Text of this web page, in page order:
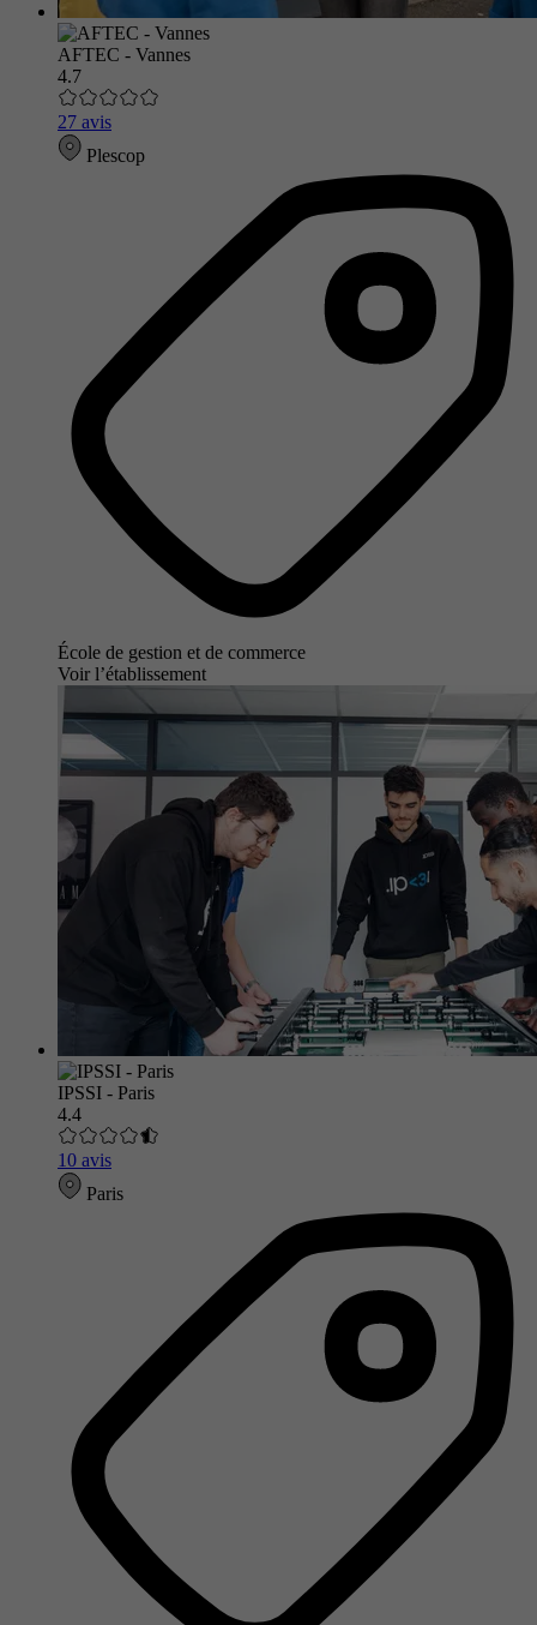
AFTEC - Vannes
4.7
27 avis
Plescop
École de gestion et de commerce
Voir l’établissement
IPSSI - Paris
4.4
10 avis
Paris